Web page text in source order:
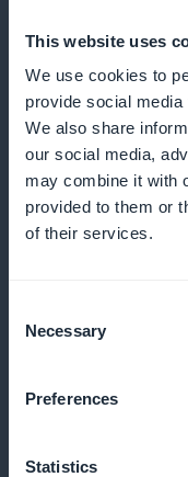
This website uses
We use cookies to
provide social
We also share
our social media,
may combine it with
provided to them or
of their services.
Selection
Necessary
Preferences
Statistics
Análises
assinantes
Use dados
conteúdo e
assinantes
promoções